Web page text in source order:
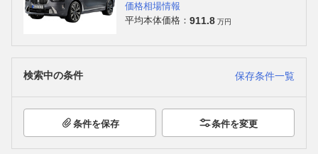
価格相場情報
平均本体価格： 911.8 万円
検索中の条件 保存条件一覧
条件を保存 条件を変更